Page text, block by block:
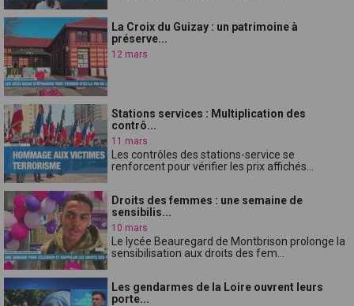
La Croix du Guizay : un patrimoine à
préserve...
12 mars
Stations services : Multiplication des
contrô...
11 mars
Les contrôles des stations-service se
renforcent pour vérifier les prix affichés...
Droits des femmes : une semaine de
sensibilis...
10 mars
Le lycée Beauregard de Montbrison prolonge la
sensibilisation aux droits des fem...
Les gendarmes de la Loire ouvrent leurs
porte...